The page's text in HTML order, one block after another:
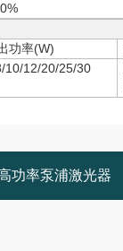
功率(W)
10/12/20/25/30
功率泵浦激光器